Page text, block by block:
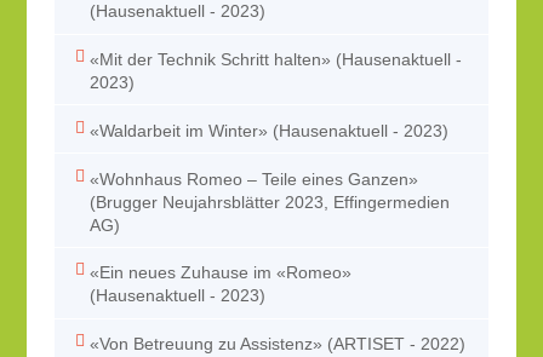
(Hausenaktuell - 2023)
«Mit der Technik Schritt halten» (Hausenaktuell -
2023)
«Waldarbeit im Winter» (Hausenaktuell - 2023)
«Wohnhaus Romeo – Teile eines Ganzen»
(Brugger Neujahrsblätter 2023, Effingermedien
AG)
«Ein neues Zuhause im «Romeo»
(Hausenaktuell - 2023)
«Von Betreuung zu Assistenz» (ARTISET - 2022)